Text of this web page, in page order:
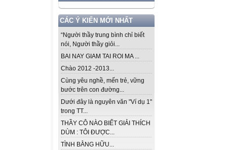
CÁC Ý KIẾN MỚI NHẤT
“Người thầy trung bình chỉ biết
nói, Người thầy giỏi...
BAI NAY GIAM TAI ROI MA ...
Chào 2012 -2013...
Cùng yêu nghề, mến trẻ, vững
bước trên con đường...
Dưới đây là nguyên văn "Ví dụ 1"
trong TT...
THẦY CÔ NÀO BIẾT GIẢI THÍCH
DÙM : TÔI ĐƯỢC...
TÌNH BẰNG HỮU...